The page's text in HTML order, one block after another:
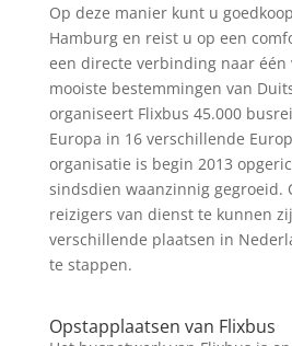
Op deze manier kunt u
Hamburg en reist u op een
een directe verbinding naar één
mooiste bestemmingen van
organiseert Flixbus 45.000
Europa in 16 verschillende
organisatie is begin 2013
sindsdien waanzinnig gegroeid.
reizigers van dienst te kunnen
verschillende plaatsen in
te stappen.
Opstapplaatsen van Flixbus